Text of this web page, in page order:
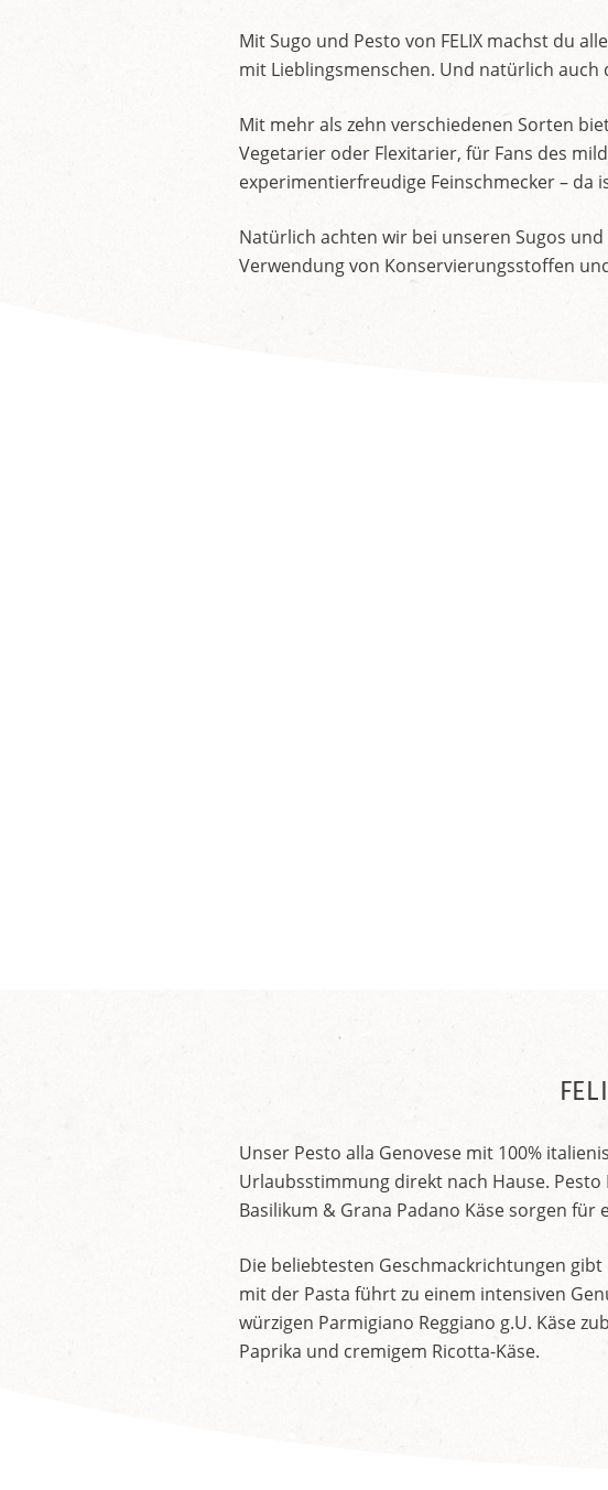
Mit Sugo und Pesto von FELIX machst du
mit Lieblingsmenschen. Und natürlich auch
Mit mehr als zehn verschiedenen Sorten
Vegetarier oder Flexitarier, für Fans des
experimentierfreudige Feinschmecker – da
Natürlich achten wir bei unseren Sugos
Verwendung von Konservierungsstoffen
Unser Pesto alla Genovese mit 100%
Urlaubsstimmung direkt nach Hause.
Basilikum & Grana Padano Käse sorgen
Die beliebtesten Geschmackrichtungen
mit der Pasta führt zu einem intensiven
würzigen Parmigiano Reggiano g.U. Käse
Paprika und cremigem Ricotta-Käse.